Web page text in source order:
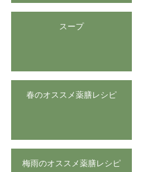
スープ
春のオススメ薬膳レシピ
梅雨のオススメ薬膳レシピ